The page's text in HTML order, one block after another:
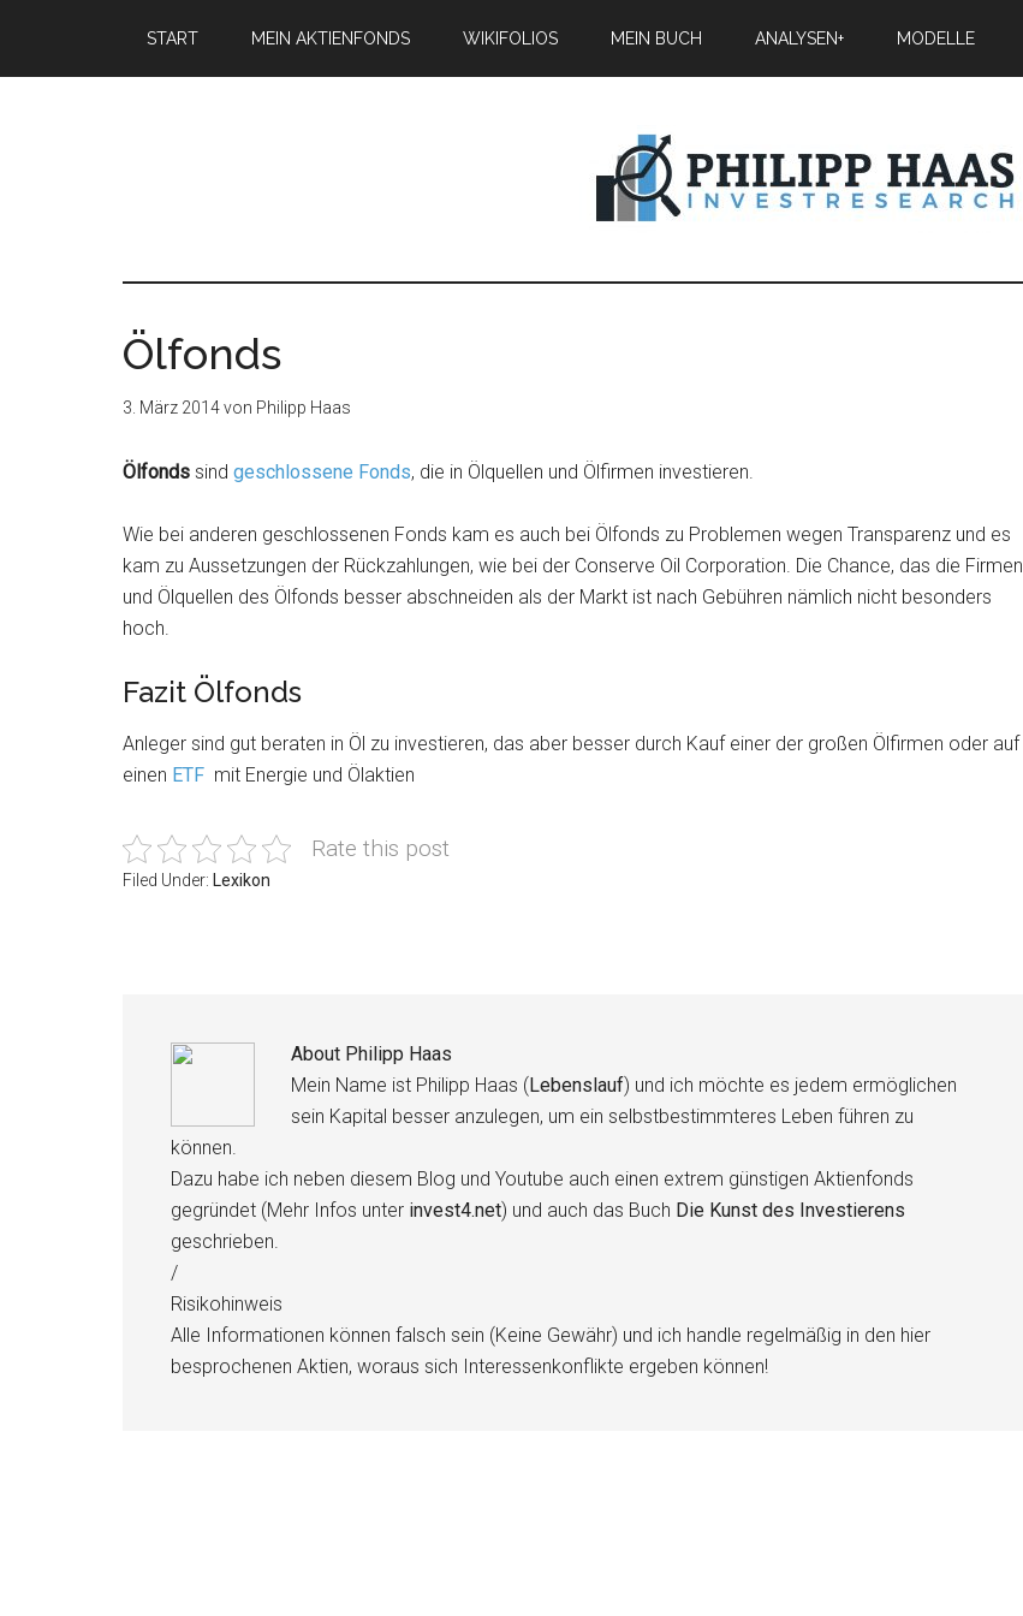
START MEIN AKTIENFONDS WIKIFOLIOS MEIN BUCH ANALYSEN+ MODELLE
Ölfonds
3. März 2014von Philipp Haas
Ölfonds sind geschlossene Fonds, die in Ölquellen und Ölfirmen investieren.
Wie bei anderen geschlossenen Fonds kam es auch bei Ölfonds zu Problemen wegen Transparenz und es
kam zu Aussetzungen der Rückzahlungen, wie bei der Conserve Oil Corporation. Die Chance, das die Firmen
und Ölquellen des Ölfonds besser abschneiden als der Markt ist nach Gebühren nämlich nicht besonders
hoch.
Fazit Ölfonds
Anleger sind gut beraten in Öl zu investieren, das aber besser durch Kauf einer der großen Ölfirmen oder auf
einen ETF mit Energie und Ölaktien
Rate this post
Filed Under: Lexikon
About Philipp Haas
Mein Name ist Philipp Haas (Lebenslauf) und ich möchte es jedem ermöglichen
sein Kapital besser anzulegen, um ein selbstbestimmteres Leben führen zu
können.
Dazu habe ich neben diesem Blog und Youtube auch einen extrem günstigen Aktienfonds
gegründet (Mehr Infos unter invest4.net) und auch das Buch Die Kunst des Investierens
geschrieben.
/
Risikohinweis
Alle Informationen können falsch sein (Keine Gewähr) und ich handle regelmäßig in den hier
besprochenen Aktien, woraus sich Interessenkonflikte ergeben können!